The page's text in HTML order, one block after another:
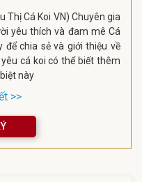
Thị Cá Koi VN) Chuyên gia
yêu thích và đam mê Cá
chia sẻ và giới thiệu về
cá koi có thể biết thêm
này
>>